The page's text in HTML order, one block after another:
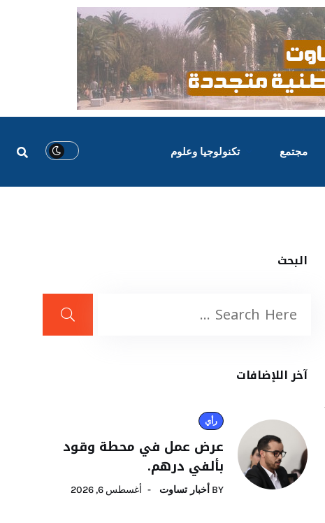
مجتمع تكنولوجيا وعلوم
البحث
آخر اللإضافات
رأي
عرض عمل في محطة وقود
بألفي درهم.
BY أخبار تساوت أغسطس 6, 2026